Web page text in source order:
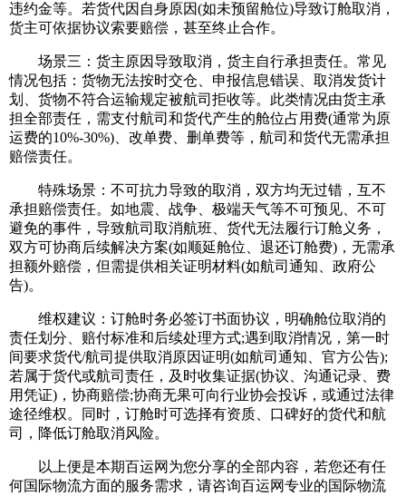
违约金等。若货代因自身原因(如未预留舱位)导致订舱取消，
货主可依据协议索要赔偿，甚至终止合作。
场景三：货主原因导致取消，货主自行承担责任。常见
情况包括：货物无法按时交仓、申报信息错误、取消发货计
划、货物不符合运输规定被航司拒收等。此类情况由货主承
担全部责任，需支付航司和货代产生的舱位占用费(通常为原
运费的10%-30%)、改单费、删单费等，航司和货代无需承担
赔偿责任。
特殊场景：不可抗力导致的取消，双方均无过错，互不
承担赔偿责任。如地震、战争、极端天气等不可预见、不可
避免的事件，导致航司取消航班、货代无法履行订舱义务，
双方可协商后续解决方案(如顺延舱位、退还订舱费)，无需承
担额外赔偿，但需提供相关证明材料(如航司通知、政府公
告)。
维权建议：订舱时务必签订书面协议，明确舱位取消的
责任划分、赔付标准和后续处理方式;遇到取消情况，第一时
间要求货代/航司提供取消原因证明(如航司通知、官方公告);
若属于货代或航司责任，及时收集证据(协议、沟通记录、费
用凭证)，协商赔偿;协商无果可向行业协会投诉，或通过法律
途径维权。同时，订舱时可选择有资质、口碑好的货代和航
司，降低订舱取消风险。
以上便是本期百运网为您分享的全部内容，若您还有任
何国际物流方面的服务需求，请咨询百运网专业的国际物流